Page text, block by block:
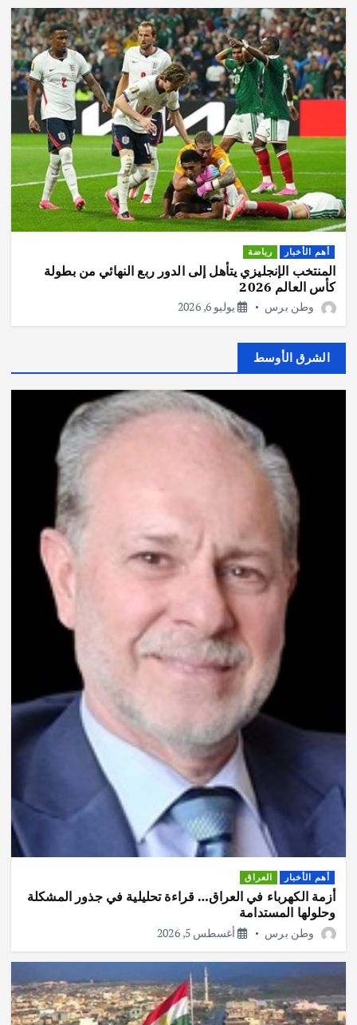
أهم الأخبار رياضة
المنتخب الإنجليزي يتأهل إلى الدور ربع النهائي من بطولة
كأس العالم 2026
وطن برس يوليو 6, 2026
الشرق الأوسط
أهم الأخبار العراق
أزمة الكهرباء في العراق… قراءة تحليلية في جذور المشكلة
وحلولها المستدامة
وطن برس أغسطس 5, 2026